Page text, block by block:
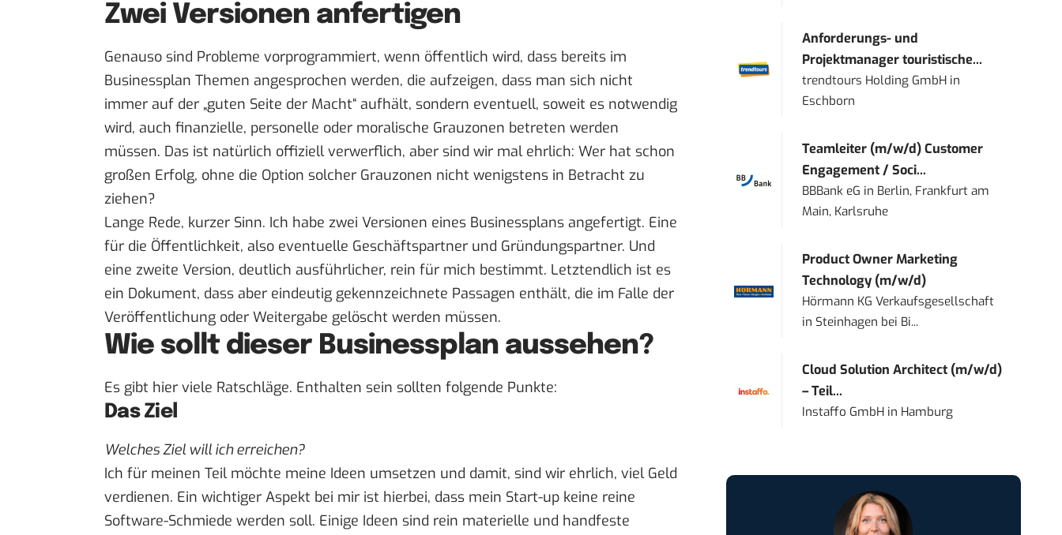
Zwei Versionen anfertigen
Genauso sind Probleme vorprogrammiert, wenn öffentlich wird, dass bereits im
Businessplan Themen angesprochen werden, die aufzeigen, dass man sich nicht
immer auf der „guten Seite der Macht“ aufhält, sondern eventuell, soweit es notwendig
wird, auch finanzielle, personelle oder moralische Grauzonen betreten werden
müssen. Das ist natürlich offiziell verwerflich, aber sind wir mal ehrlich: Wer hat schon
großen Erfolg, ohne die Option solcher Grauzonen nicht wenigstens in Betracht zu
ziehen?
Lange Rede, kurzer Sinn. Ich habe zwei Versionen eines Businessplans angefertigt. Eine
für die Öffentlichkeit, also eventuelle Geschäftspartner und Gründungspartner. Und
eine zweite Version, deutlich ausführlicher, rein für mich bestimmt. Letztendlich ist es
ein Dokument, dass aber eindeutig gekennzeichnete Passagen enthält, die im Falle der
Veröffentlichung oder Weitergabe gelöscht werden müssen.
Wie sollt dieser Businessplan aussehen?
Es gibt hier viele Ratschläge. Enthalten sein sollten folgende Punkte:
Das Ziel
Welches Ziel will ich erreichen?
Ich für meinen Teil möchte meine Ideen umsetzen und damit, sind wir ehrlich, viel Geld
verdienen. Ein wichtiger Aspekt bei mir ist hierbei, dass mein Start-up keine reine
Software-Schmiede werden soll. Einige Ideen sind rein materielle und handfeste
Anforderungs- und
Projektmanager touristische...
trendtours Holding GmbH in
Eschborn
Teamleiter (m/w/d) Customer
Engagement / Soci...
BBBank eG in Berlin, Frankfurt am
Main, Karlsruhe
Product Owner Marketing
Technology (m/w/d)
Hörmann KG Verkaufsgesellschaft
in Steinhagen bei Bi...
Cloud Solution Architect (m/w/d)
– Teil...
Instaffo GmbH in Hamburg